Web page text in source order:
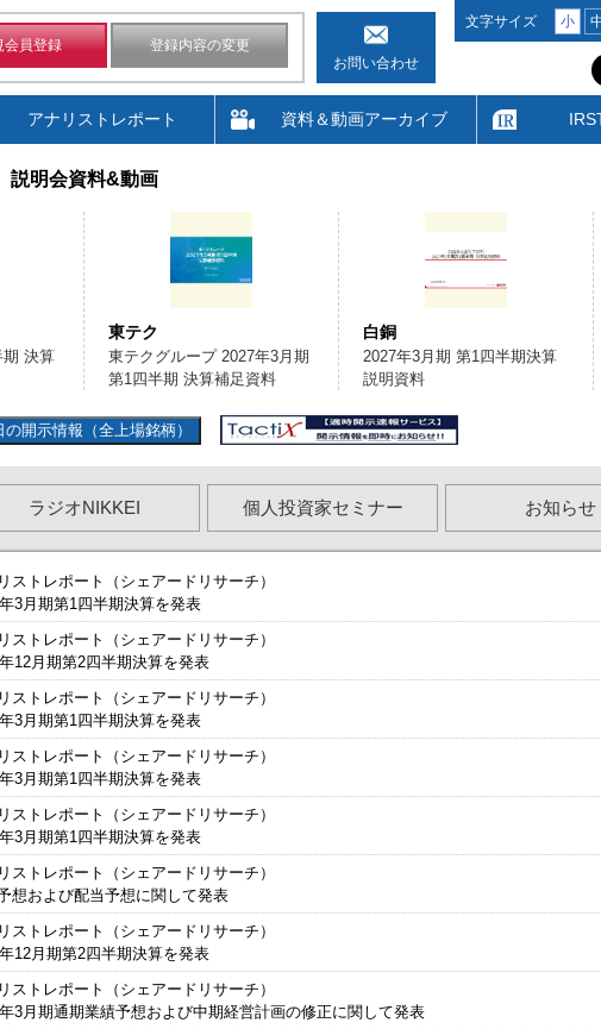
会員登録
登録内容の変更
お問い合わせ
文字サイズ 小
アナリストレポート 資料＆動画アーカイブ
説明会資料&動画
期 決算
東テク
東テクグループ 2027年3月期
第1四半期 決算補足資料
白銅
2027年3月期 第1四半期決算
説明資料
の開示情報（全上場銘柄）
ラジオNIKKEI 個人投資家セミナー お知らせ
1四半期決算を発表
による自己株式の買付けの決定に関するお知らせ
ストレポート（シェアードリサーチ）
3月期第1四半期決算を発表
ストレポート（シェアードリサーチ）
12月期第2四半期決算を発表
ストレポート（シェアードリサーチ）
3月期第1四半期決算を発表
ストレポート（シェアードリサーチ）
3月期第1四半期決算を発表
ストレポート（シェアードリサーチ）
3月期第1四半期決算を発表
ストレポート（シェアードリサーチ）
想および配当予想に関して発表
ストレポート（シェアードリサーチ）
12月期第2四半期決算を発表
ストレポート（シェアードリサーチ）
3月期通期業績予想および中期経営計画の修正に関して発表
IRセミナーの内容を動画にてご覧いただけます。
さい。
始！ ～海外機関投資家とのWEBスモールミーティングをアレンジします！～